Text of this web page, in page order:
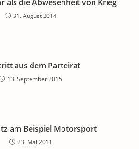
als die Abwesenheit von Krieg
31. August 2014
aus dem Parteirat
13. September 2015
am Beispiel Motorsport
23. Mai 2011